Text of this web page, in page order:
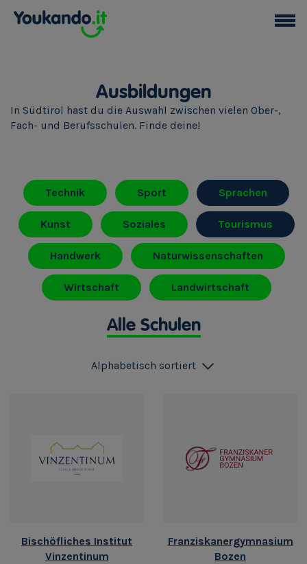
Ausbildungen
In Südtirol hast du die Auswahl zwischen vielen Ober-,
Fach- und Berufsschulen. Finde deine!
Technik Sport Sprachen
Kunst Soziales Tourismus
Handwerk Naturwissenschaften
Wirtschaft Landwirtschaft
Alle Schulen
Alphabetisch sortiert
Bischöfliches Institut
Vinzentinum
Franziskanergymnasium
Bozen